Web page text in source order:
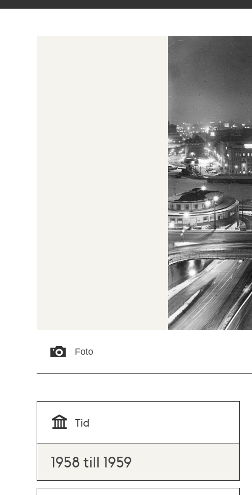
Foto
Tid
1958 till 1959